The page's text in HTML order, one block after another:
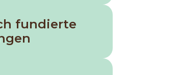
fundierte